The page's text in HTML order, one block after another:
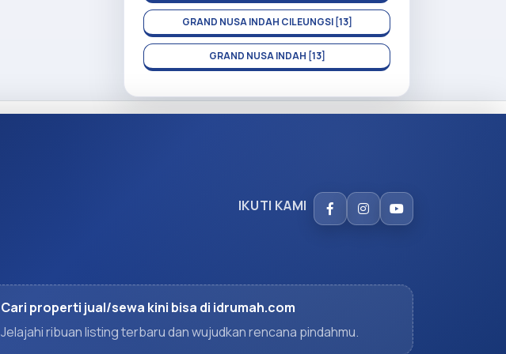
GRAND NUSA INDAH CILEUNGSI [13]
GRAND NUSA INDAH [13]
IKUTI KAMI
Cari properti jual/sewa kini bisa di idrumah.com
Jelajahi ribuan listing terbaru dan wujudkan rencana pindahmu.